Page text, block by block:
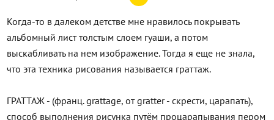
Когда-то в далеком детстве мне нравилось покрывать
альбомный лист толстым слоем гуаши, а потом
выскабливать на нем изображение. Тогда я еще не знала,
что эта техника рисования называется граттаж.
ГРАТТАЖ - (франц. grattage, от gratter - скрести, царапать),
способ выполнения рисунка путём процарапывания пером